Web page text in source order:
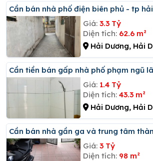
Cần bán nhà phố điện biên phủ - tp
Giá: 3.3 Tỷ
Diện tích: 62.6 m²
Hải Dương, Hải
Cần tiền bán gấp nhà phố phạm ngũ
Giá: 1.4 Tỷ
Diện tích: 43.3 m²
Hải Dương, Hải
Cần bán nhà gần ga và trung tâm
Giá: 3 Tỷ
Diện tích: 98 m²